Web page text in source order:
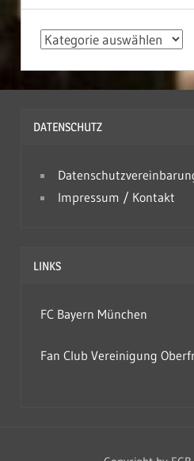
A
i
DATENSCHUTZ
Impressum / Kontakt
LINKS
FC Bayern München
Fan Club Vereinigung